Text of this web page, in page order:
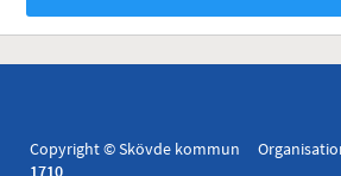
Copyright © Skövde kommun
1710